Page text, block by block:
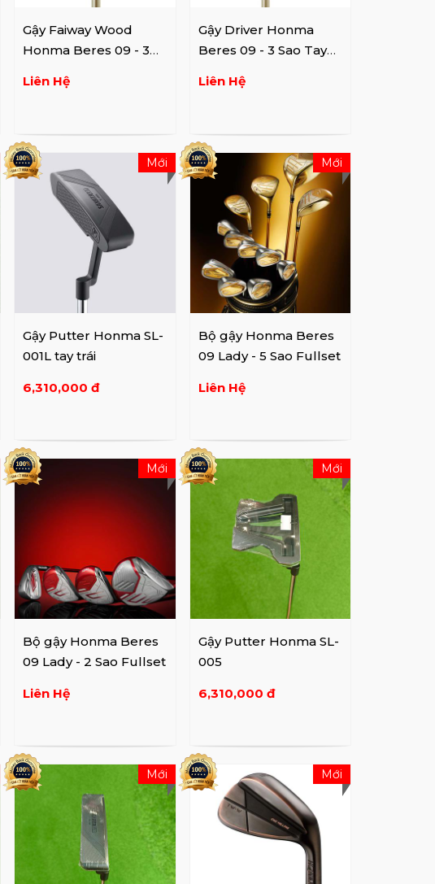
Gậy Faiway Wood
Honma Beres 09 - 3
Liên Hệ
Gậy Driver Honma
Beres 09 - 3 Sao Tay
Liên Hệ
Gậy Putter Honma SL-
001L tay trái
6,310,000 đ
Mới
Bộ gậy Honma Beres
09 Lady - 5 Sao Fullset
Liên Hệ
Mới
Bộ gậy Honma Beres
09 Lady - 2 Sao Fullset
Liên Hệ
Mới
Gậy Putter Honma SL-
005
6,310,000 đ
Mới
Mới Mới